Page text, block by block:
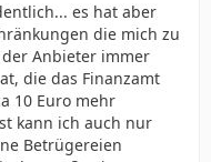
es hat aber
die mich zu
Anbieter immer
die das Finanzamt
10 Euro mehr
kann ich auch nur
Betrügereien